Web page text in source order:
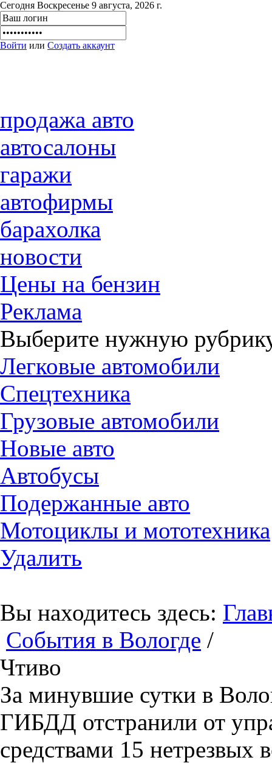
Сегодня Воскресенье 9 августа, 2026 г.
Войти или Создать аккаунт
продажа авто
автосалоны
гаражи
автофирмы
барахолка
новости
Цены на бензин
Реклама
Выберите нужную
Легковые автомобили
Спецтехника
Грузовые автомобили
Новые авто
Автобусы
Подержанные авто
Мотоциклы и мототехника
Удалить
Вы находитесь здесь:
События в Вологде /
Чтиво
За минувшие сутки в
ГИБДД отстранили от
средствами 15 нетрезвых